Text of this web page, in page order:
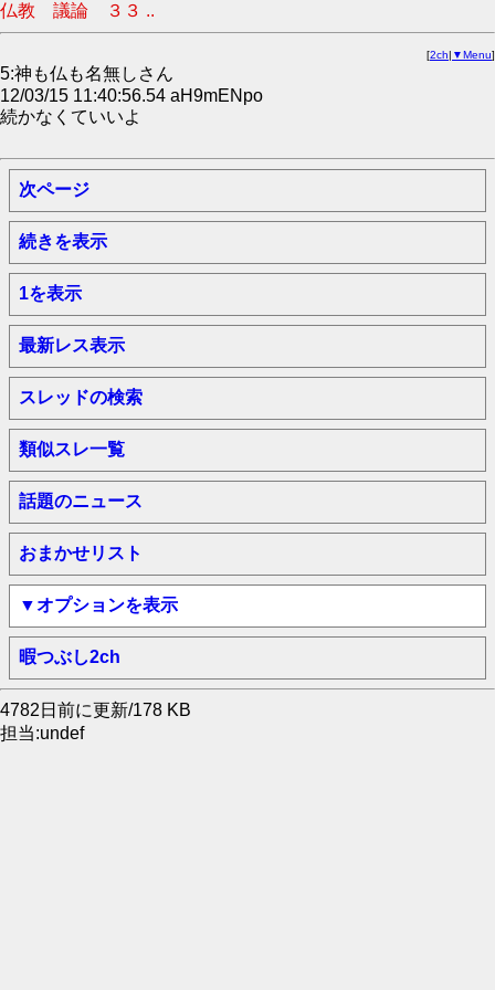
仏教 議論 ３３ ..
[2ch| ▼Menu]
5:神も仏も名無しさん
12/03/15 11:40:56.54 aH9mENpo
続かなくていいよ
次ページ
続きを表示
1を表示
最新レス表示
スレッドの検索
類似スレ一覧
話題のニュース
おまかせリスト
▼オプションを表示
暇つぶし2ch
4782日前に更新/178 KB
担当:undef